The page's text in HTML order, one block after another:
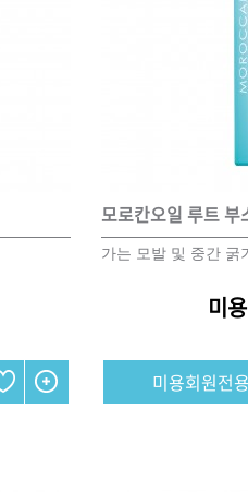
모로칸오일 루트
가는 모발 및 중간 굵
미
미용회원전용